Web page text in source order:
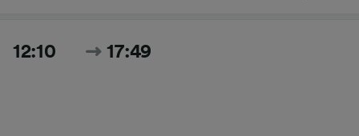
12:10 17:49